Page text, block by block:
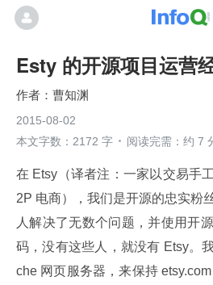
Esty 的开源项目运营
曹知渊
2015-08-02
本文字数：2172 字
阅读完需：约 7
在 Etsy（译者注：一家以交易手
2P 电商），我们是开源的忠实粉
人解决了无数个问题，并使用开
码，没有这些人，就没有 Etsy。
che 网页服务器，来保持